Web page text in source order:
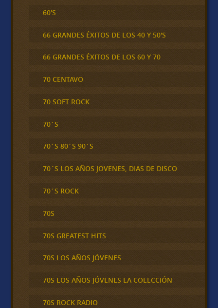
60'S
66 GRANDES ÉXITOS DE LOS 40 Y 50'S
66 GRANDES ÉXITOS DE LOS 60 Y 70
70 CENTAVO
70 SOFT ROCK
70´S
70´S 80´S 90´S
70´S LOS AÑOS JOVENES, DIAS DE DISCO
70´S ROCK
70S
70S GREATEST HITS
70S LOS AÑOS JÓVENES
70S LOS AÑOS JÓVENES LA COLECCIÓN
70S ROCK RADIO